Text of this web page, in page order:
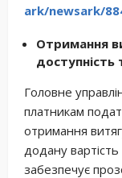
ark/newsark/
Отримання
доступність
Головне
платникам
отримання
додану
забезпечує